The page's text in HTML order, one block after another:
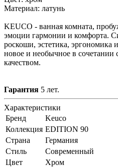
Материал: латунь
KEUCO - ванная комната,
эмоции гармонии и комфорта.
роскоши, эстетика, эргономика
новое и необычное в
качеством.
Гарантия 5 лет.
Характеристики
Бренд
Keuco
Коллекция EDITION 90
Страна
Германия
Стиль
Современный
Цвет
Хром